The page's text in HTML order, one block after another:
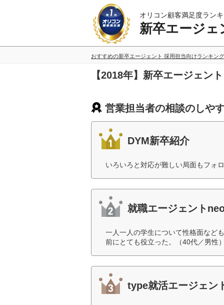
オリコン顧客満足度ラン
新卒エージェ
おすすめの新卒エージェント 採用担当向けランキン
【2018年】新卒エージェン
営業担当者の相談のしや
DYM新卒紹介
いろいろと対応が難しい局面もフォ
就職エージェント
一人一人の学生について性格面など
前にとても役立った。（40代／男性
type就活エージェン